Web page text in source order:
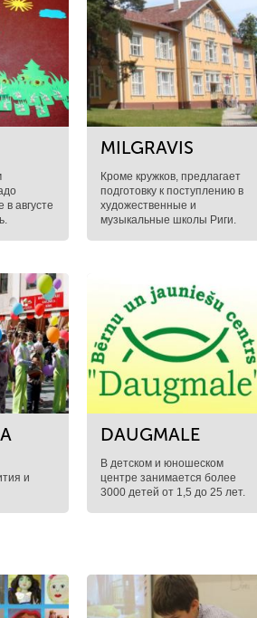
августе
МILGRAVIS
Кроме кружков, предлагает
подготовку к поступлению в
художественные и
музыкальные школы Риги.
и
DAUGMALE
В детском и юношеском
центре занимается более
3000 детей от 1,5 до 25 лет.